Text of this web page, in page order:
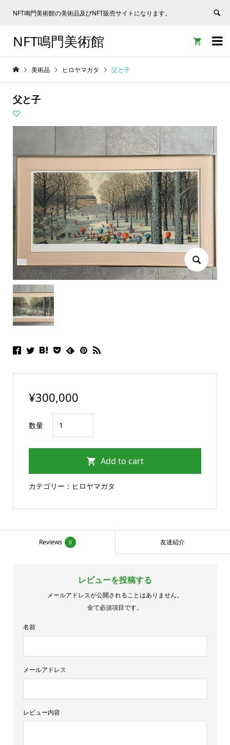
NFT鳴門美術館の美術品及びNFT販売サイトになります。

NFT鳴門美術館 
美術品 ヒロヤマガタ 父と子
父と子
¥300,000
数量
と
子
Add to cart
カテゴリー： ヒロヤマガタ
Reviews 0 友達紹介
レビューを投稿する
メールアドレスが公開されることはありません。
全て必須項目です。
レビュー内容
名前
メールアドレス